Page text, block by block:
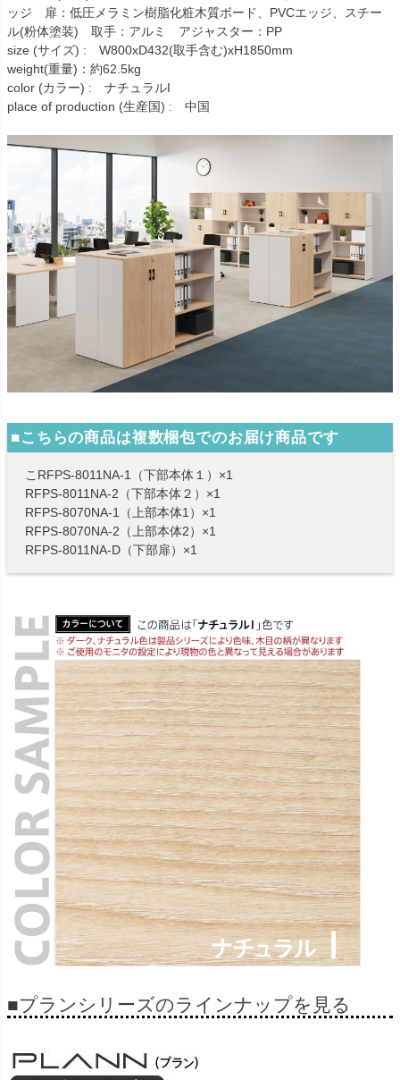
ッジ 扉：低圧メラミン樹脂化粧木質ボード、PVCエッジ、スチー
ル(粉体塗装) 取手：アルミ アジャスター：PP
size (サイズ) : W800xD432(取手含む)xH1850mm
weight(重量)：約62.5kg
color (カラー) : ナチュラルI
place of production (生産国) : 中国
■こちらの商品は複数梱包でのお届け商品です
こRFPS-8011NA-1（下部本体１）×1
RFPS-8011NA-2（下部本体２）×1
RFPS-8070NA-1（上部本体1）×1
RFPS-8070NA-2（上部本体2）×1
RFPS-8011NA-D（下部扉）×1
■プランシリーズのラインナップを見る